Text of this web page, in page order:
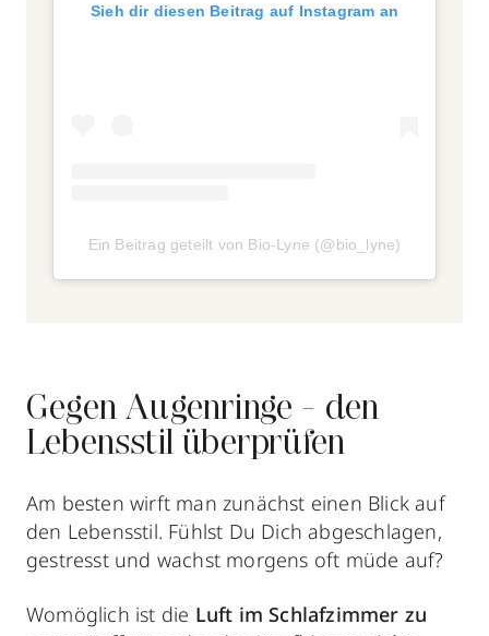
Sieh dir diesen Beitrag auf Instagram an
Ein Beitrag geteilt von Bio-Lyne (@bio_lyne)
Gegen Augenringe - den
Lebensstil überprüfen
Am besten wirft man zunächst einen Blick auf
den Lebensstil. Fühlst Du Dich abgeschlagen,
gestresst und wachst morgens oft müde auf?
Womöglich ist die Luft im Schlafzimmer zu